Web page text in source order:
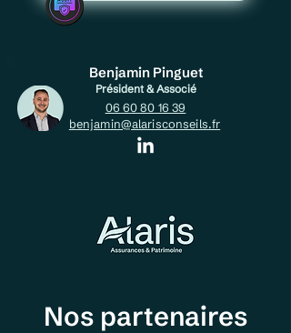
Benjamin Pinguet
Président & Associé
06 60 80 16 39
benjamin@alarisconseils.fr
Nos partenaires